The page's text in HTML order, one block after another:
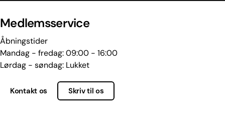
Medlemsservice
Åbningstider
Mandag - fredag: 09:00 - 16:00
Lørdag - søndag: Lukket
Kontakt os Skriv til os